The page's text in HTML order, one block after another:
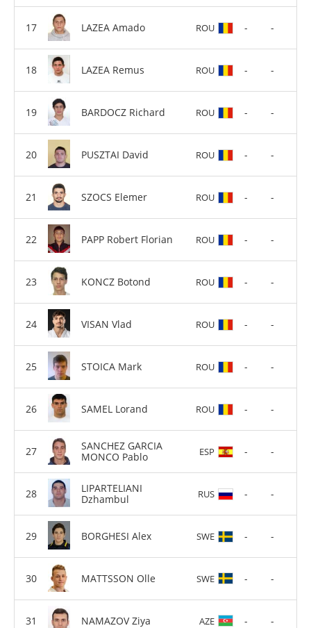
LAZEA Amado ROU - -
LAZEA Remus ROU - -
BARDOCZ Richard ROU - -
PUSZTAI David ROU - -
SZOCS Elemer ROU - -
PAPP Robert Florian ROU - -
KONCZ Botond ROU - -
VISAN Vlad ROU - -
STOICA Mark ROU - -
SAMEL Lorand ROU - -
SANCHEZ GARCIA
MONCO Pablo
ESP - -
LIPARTELIANI
Dzhambul
RUS - -
BORGHESI Alex SWE - -
MATTSSON Olle SWE - -
NAMAZOV Ziya AZE - -